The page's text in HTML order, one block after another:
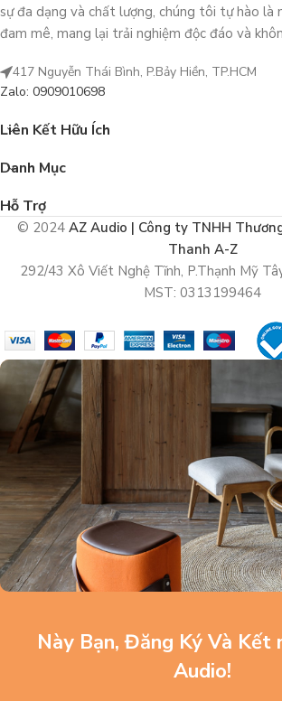
sự đa dạng và chất lượng, chúng tôi tự hào là
đam mê, mang lại trải nghiệm độc đáo và
417 Nguyễn Thái Bình, P.Bảy Hiền, TP.HCM
Zalo: 0909010698
Liên Kết Hữu Ích
Danh Mục
Hỗ Trợ
© 2024 AZ Audio | Công ty TNHH
Thanh A-Z
292/43 Xô Viết Nghệ Tĩnh, P.Thạnh Mỹ
MST: 0313199464
Này Bạn, Đăng Ký Và Kết
Audio!